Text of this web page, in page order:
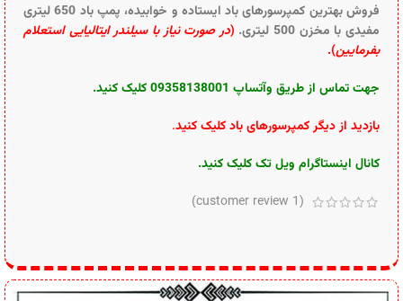
فروش بهترین کمپرسورهای باد ایستاده و خوابیده، پمپ باد 650 لیتری
مفیدی با مخزن 500 لیتری.
(در صورت نیاز با سیلندر ایتالیایی استعلام
بفرمایین).
جهت تماس از طریق وآتساپ 09358138001 کلیک کنید.
بازدید از دیگر کمپرسورهای باد کلیک کنید.
کانال اینستاگرام ویل تک کلیک کنید.
(
1